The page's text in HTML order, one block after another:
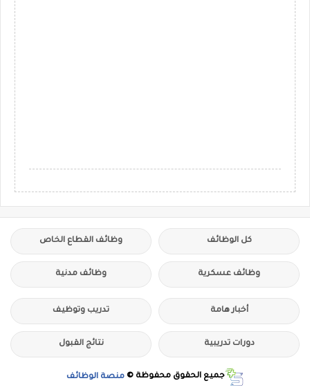
كل الوظائف وظائف القطاع الخاص
وظائف عسكرية وظائف مدنية
أخبار هامة تدريب وتوظيف
دورات تدريبية نتائج القبول
جميع الحقوق محفوظة © منصة الوظائف